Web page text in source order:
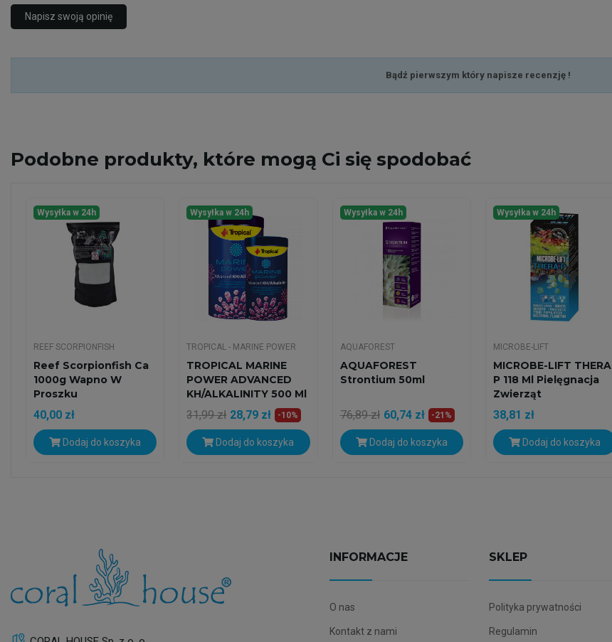
Napisz swoją opinię
Bądź pierwszym który napisze recenzję !
Podobne produkty, które mogą Ci się spodobać
Wysyłka w 24h
REEF SCORPIONFISH
Reef Scorpionfish Ca
1000g Wapno W
Proszku
40,00 zł
Dodaj do koszyka
Wysyłka w 24h
TROPICAL - MARINE POWER
TROPICAL MARINE
POWER ADVANCED
KH/ALKALINITY 500 Ml
31,99 zł 28,79 zł -10%
Dodaj do koszyka
Wysyłka w 24h
AQUAFOREST
AQUAFOREST
Strontium 50ml
76,89 zł 60,74 zł -21%
Dodaj do koszyka
Wysyłka w 24h
MICROBE-LIFT
MICROBE-LIFT THERA
P 118 Ml Pielęgnacja
Zwierząt
38,81 zł
Dodaj do koszyka
INFORMACJE
O nas
Kontakt z nami
SKLEP
Polityka prywatności
Regulamin